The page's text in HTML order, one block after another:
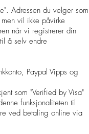
Adressen du velger som
vil ikke påvirke
når vi registrerer din
å selv endre
Paypal Vipps og
som "Verified by Visa"
funksjonaliteten til
ved betaling online via